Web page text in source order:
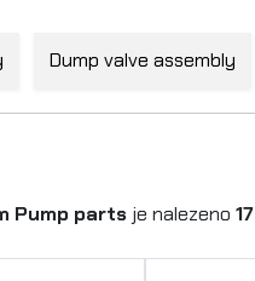
Dump valve assembly
Pump parts je nalezeno 17